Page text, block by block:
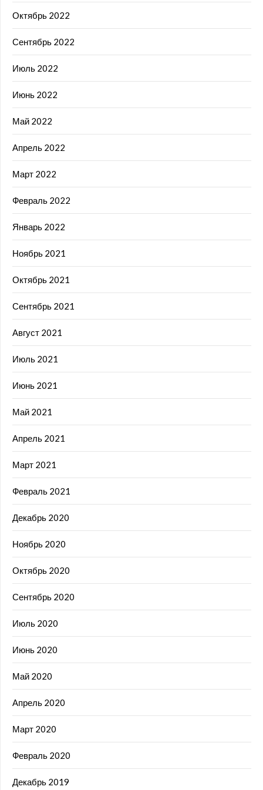
Октябрь 2022
Сентябрь 2022
Июль 2022
Июнь 2022
Май 2022
Апрель 2022
Март 2022
Февраль 2022
Январь 2022
Ноябрь 2021
Октябрь 2021
Сентябрь 2021
Август 2021
Июль 2021
Июнь 2021
Май 2021
Апрель 2021
Март 2021
Февраль 2021
Декабрь 2020
Ноябрь 2020
Октябрь 2020
Сентябрь 2020
Июль 2020
Июнь 2020
Май 2020
Апрель 2020
Март 2020
Февраль 2020
Декабрь 2019